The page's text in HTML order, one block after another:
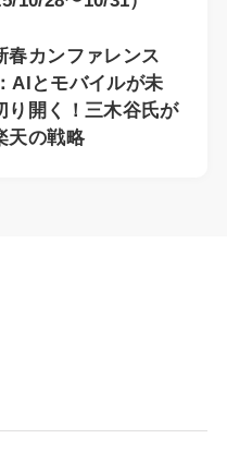
春カンファレンス
AIとモバイルが未
り開く！三木谷氏が
天の戦略